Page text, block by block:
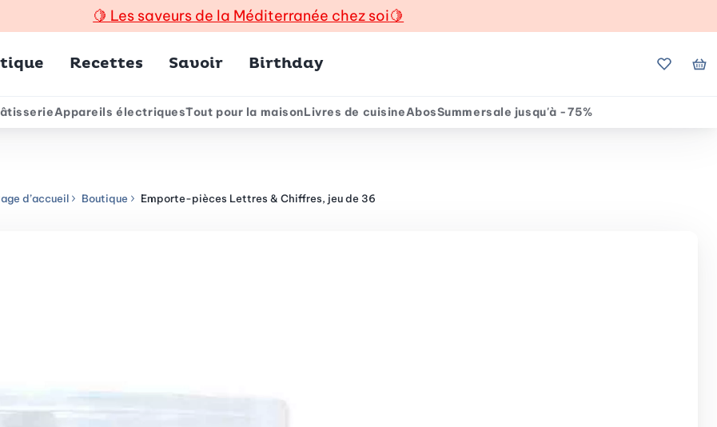
🍋 Les saveurs de la Méditerranée chez soi🍋
Recettes Savoir Birthday Mes
Appareils électriquesTout pour la maisonLivres de cuisineAbosSummersale jusqu'à -75%
d’accueil Boutique Emporte-pièces Lettres & Chiffres, jeu de 36